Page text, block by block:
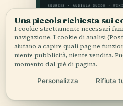
Una piccola richiesta sui
I cookie strettamente necessari
navigazione. I cookie di analisi
aiutano a capire quali pagine
niente pubblicità, niente vendita.
momento dal piè di pagina.
Personalizza Rifiuta